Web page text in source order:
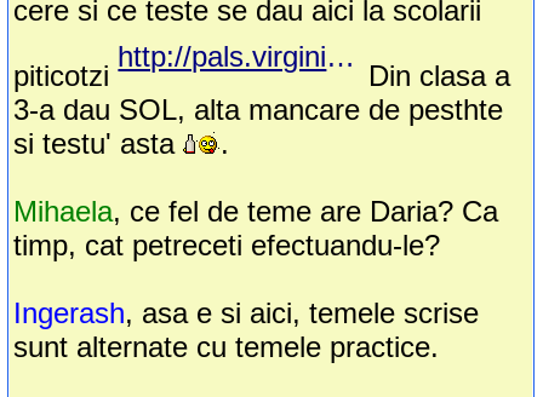
cere si ce teste se dau aici la scolarii
piticotzi
http://pals.virginia.edu/.
Din clasa a
3-a dau SOL, alta mancare de pesthte
si testu' asta
.
Mihaela, ce fel de teme are Daria? Ca
timp, cat petreceti efectuandu-le?
Ingerash, asa e si aici, temele scrise
sunt alternate cu temele practice.